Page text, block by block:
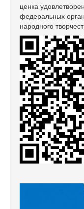
ценка
федеральных
народного